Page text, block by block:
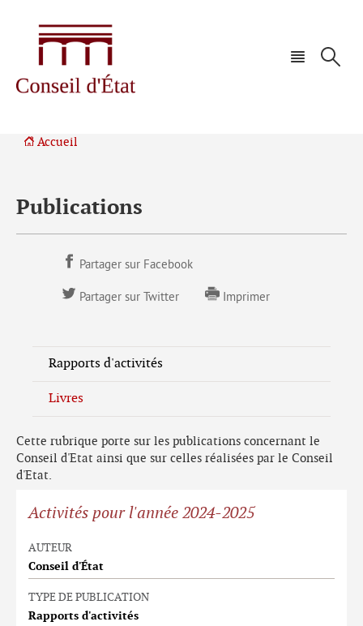
contenu
Accueil
Publications
Partager sur Facebook
Partager sur Twitter Imprimer
Rapports d'activités
Livres
Cette rubrique porte sur les publications concernant le
Conseil d'Etat ainsi que sur celles réalisées par le Conseil
d'Etat.
Activités pour l'année 2024-2025
AUTEUR
Conseil d'État
TYPE DE PUBLICATION
Rapports d'activités